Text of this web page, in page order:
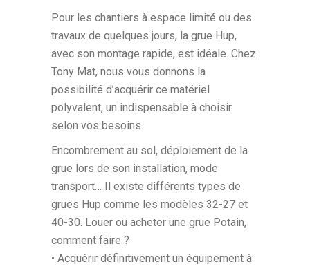
Pour les chantiers à espace limité ou des
travaux de quelques jours, la grue Hup,
avec son montage rapide, est idéale. Chez
Tony Mat, nous vous donnons la
possibilité d’acquérir ce matériel
polyvalent, un indispensable à choisir
selon vos besoins.
Encombrement au sol, déploiement de la
grue lors de son installation, mode
transport… Il existe différents types de
grues Hup comme les modèles 32-27 et
40-30. Louer ou acheter une grue Potain,
comment faire ?
• Acquérir définitivement un équipement à